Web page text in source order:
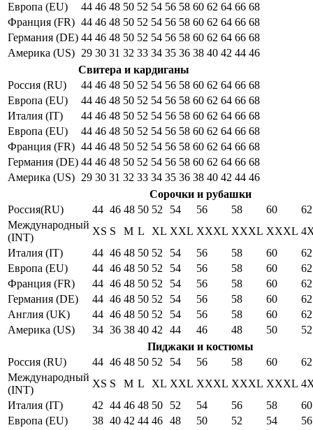
Европа (EU)
44 46 48 50 52 54 56 58 60 62 64 66 68
Франция (FR) 44 46 48 50 52 54 56 58 60 62 64 66 68
Германия (DE) 44 46 48 50 52 54 56 58 60 62 64 66 68
Америка (US) 29 30 31 32 33 34 35 36 38 40 42 44 46
Свитера и кардиганы
Россия (RU)
44 46 48 50 52 54 56 58 60 62 64 66 68
Европа (EU)
44 46 48 50 52 54 56 58 60 62 64 66 68
Италия (IT)
44 46 48 50 52 54 56 58 60 62 64 66 68
Европа (EU)
44 46 48 50 52 54 56 58 60 62 64 66 68
Франция (FR) 44 46 48 50 52 54 56 58 60 62 64 66 68
Германия (DE) 44 46 48 50 52 54 56 58 60 62 64 66 68
Америка (US) 29 30 31 32 33 34 35 36 38 40 42 44 46
Сорочки и рубашки
Россия(RU)
44 46 48 50 52 54 56 58 60
62
Международный
(INT)
XS S M L XL XXL XXXL XXXL XXXL
Италия (IT)
44 46 48 50 52 54 56 58 60
62
Европа (EU)
44 46 48 50 52 54 56 58 60
62
Франция (FR)
44 46 48 50 52 54 56 58 60
62
Германия (DE)
44 46 48 50 52 54 56 58 60
62
Англия (UK)
44 46 48 50 52 54 56 58 60
62
Америка (US)
34 36 38 40 42 44 46 48 50
52
Пиджаки и костюмы
Россия (RU)
44 46 48 50 52 54 56 58 60
62
Международный
(INT)
XS S M L XL XXL XXXL XXXL XXXL
Италия (IT)
42 44 46 48 50 52 54 56 58
60
Европа (EU)
38 40 42 44 46 48 50 52 54
56